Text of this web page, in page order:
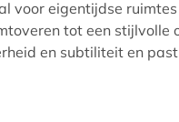
voor eigentijdse
tot een
en subtiliteit en